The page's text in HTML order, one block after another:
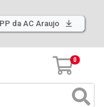
da AC Araujo
0